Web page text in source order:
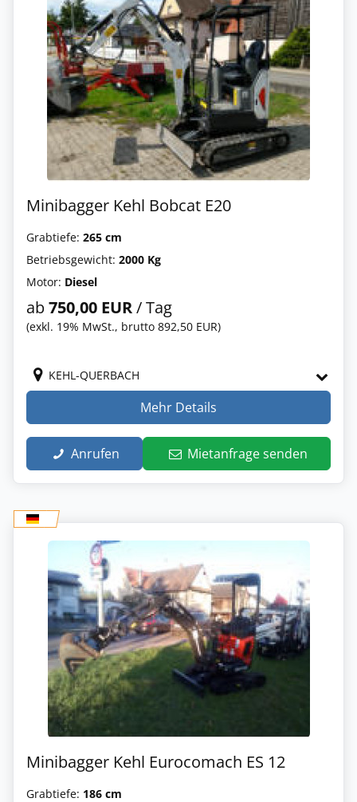
Minibagger Kehl Bobcat E20
Grabtiefe: 265 cm
Betriebsgewicht: 2000 Kg
Motor: Diesel
ab750,00 EUR/ Tag
(exkl. 19% MwSt., brutto 892,50 EUR)
KEHL-QUERBACH
Mehr Details
Anrufen Mietanfrage senden
Minibagger Kehl Eurocomach ES 12
Grabtiefe: 186 cm